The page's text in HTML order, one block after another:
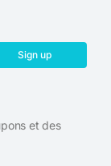
Sign up
et des